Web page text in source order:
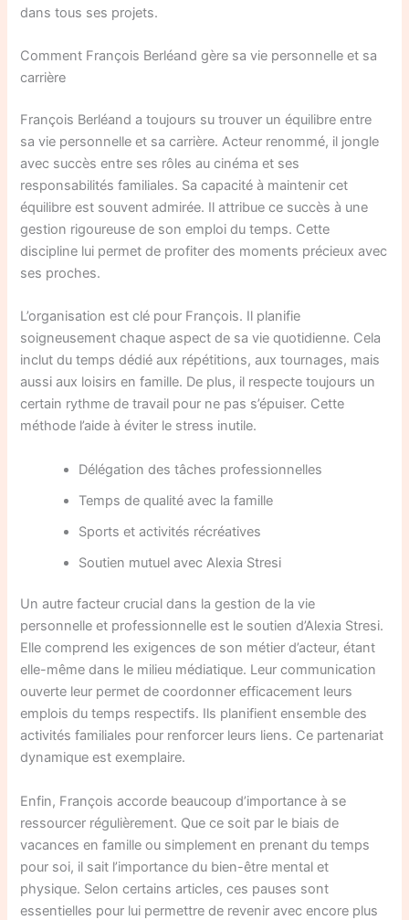
dans tous ses projets.
Comment François Berléand gère sa vie personnelle et sa
carrière
François Berléand a toujours su trouver un équilibre entre
sa vie personnelle et sa carrière. Acteur renommé, il jongle
avec succès entre ses rôles au cinéma et ses
responsabilités familiales. Sa capacité à maintenir cet
équilibre est souvent admirée. Il attribue ce succès à une
gestion rigoureuse de son emploi du temps. Cette
discipline lui permet de profiter des moments précieux avec
ses proches.
L’organisation est clé pour François. Il planifie
soigneusement chaque aspect de sa vie quotidienne. Cela
inclut du temps dédié aux répétitions, aux tournages, mais
aussi aux loisirs en famille. De plus, il respecte toujours un
certain rythme de travail pour ne pas s’épuiser. Cette
méthode l’aide à éviter le stress inutile.
Délégation des tâches professionnelles
Temps de qualité avec la famille
Sports et activités récréatives
Soutien mutuel avec Alexia Stresi
Un autre facteur crucial dans la gestion de la vie
personnelle et professionnelle est le soutien d’Alexia Stresi.
Elle comprend les exigences de son métier d’acteur, étant
elle-même dans le milieu médiatique. Leur communication
ouverte leur permet de coordonner efficacement leurs
emplois du temps respectifs. Ils planifient ensemble des
activités familiales pour renforcer leurs liens. Ce partenariat
dynamique est exemplaire.
Enfin, François accorde beaucoup d’importance à se
ressourcer régulièrement. Que ce soit par le biais de
vacances en famille ou simplement en prenant du temps
pour soi, il sait l’importance du bien-être mental et
physique. Selon certains articles, ces pauses sont
essentielles pour lui permettre de revenir avec encore plus